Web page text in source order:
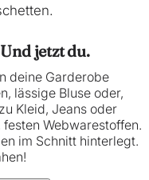
jetzt du.
deine Garderobe
lässige Bluse oder,
Kleid, Jeans oder
Webwarestoffen.
im Schnitt hinterlegt.